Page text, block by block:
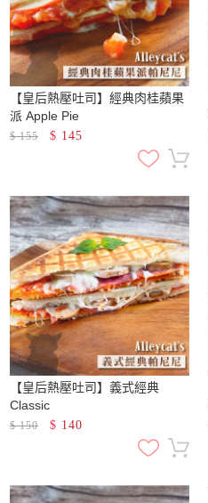
【皇后熱壓吐司】經典肉桂蘋果
派 Apple Pie
$155 $ 145
【皇后熱壓吐司】義式經典
Classic
$150 $ 140